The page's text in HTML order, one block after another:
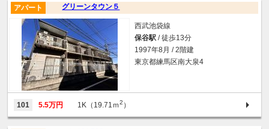
グリーンタウン５
アパート
西武池袋線
保谷駅 / 徒歩13分
1997年8月 / 2階建
東京都練馬区南大泉4
101 5.5万円 1K（19.71ｍ2 ）